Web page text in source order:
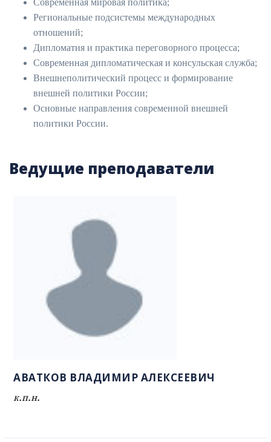
Региональные подсистемы международных
отношений;
Дипломатия и практика переговорного процесса;
Современная дипломатическая и консульская служба;
Внешнеполитический процесс и формирование
внешней политики России;
Основные направления современной внешней
политики России.
Ведущие преподаватели
АВАТКОВ ВЛАДИМИР АЛЕКСЕЕВИЧ
к.п.н.